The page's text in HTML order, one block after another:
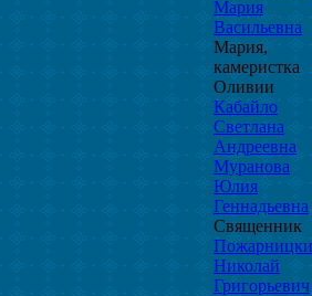
Мария
Васильевна
Мария,
камеристка
Оливии
Кабайло
Светлана
Андреевна
Муранова
Юлия
Геннадьевна
Священник
Николай
Григорьевич